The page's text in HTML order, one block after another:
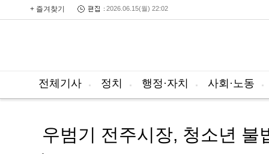
+ 즐겨찾기 2026.06.15(월) 22:02
전체기사 정치 행정·자치 사회·노동
우범기 전주시장, 청소년 불